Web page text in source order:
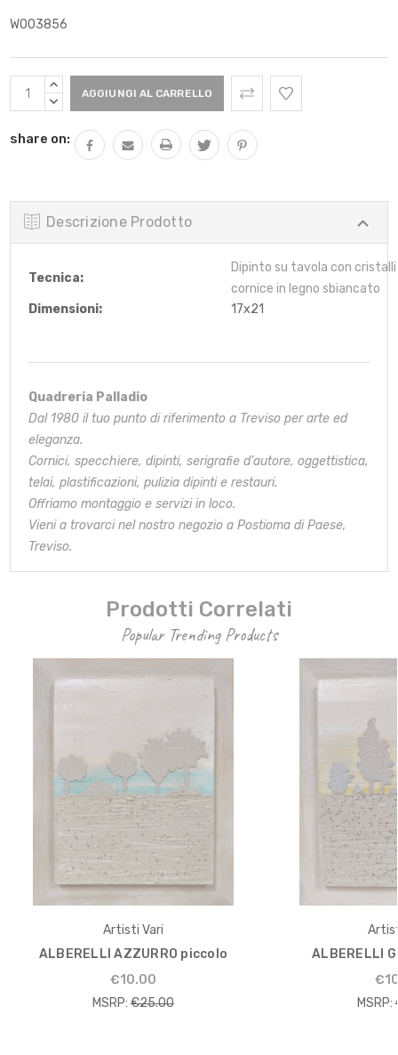
W003856
Scorta
Attuale:
AUMENTARE
QUANTITÀ:
DIMINUIRE
share on:
Descrizione Prodotto
Tecnica:
Dipinto su tavola con
cornice in legno sbiancato
Dimensioni:
17x21
Quadreria Palladio
Dal 1980 il tuo punto di riferimento a Treviso per arte ed
eleganza.
Cornici, specchiere, dipinti, serigrafie d’autore, oggettistica,
telai, plastificazioni, pulizia dipinti e restauri.
Offriamo montaggio e servizi in loco.
Vieni a trovarci nel nostro negozio a Postioma di Paese,
Treviso.
Prodotti Correlati
Popular Trending Products
Artisti Vari
ALBERELLI AZZURRO piccolo
€10.00
MSRP: €25.00
ALBERELLI
MSRP: